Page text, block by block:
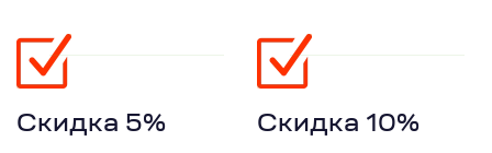
Скидка 5% Скидка 10%